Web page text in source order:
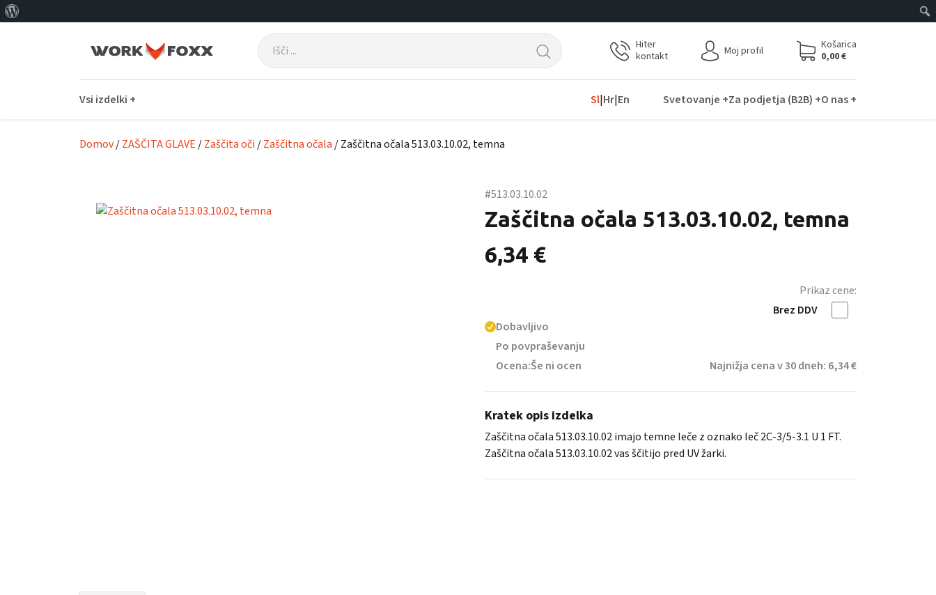
Hiter
kontakt
Moj profil
Košarica
0,00€
Vsi izdelki + Sl|Hr|En Svetovanje +Za podjetja (B2B) +O nas +
Domov/ZAŠČITA GLAVE /Zaščita oči /Zaščitna očala / Zaščitna očala 513.03.10.02, temna
#513.03.10.02
Zaščitna očala 513.03.10.02, temna
6,34 €
Prikaz cene:
Brez DDV
Dobavljivo
Po povpraševanju
Ocena:Še ni ocen Najnižja cena v 30 dneh: 6,34 €
Kratek opis izdelka
Zaščitna očala 513.03.10.02 imajo temne leče z oznako leč 2C-3/5-3.1 U 1 FT.
Zaščitna očala 513.03.10.02 vas ščitijo pred UV žarki.